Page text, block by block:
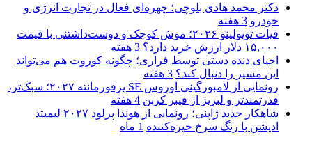
دکتر محمد هادی بلوچی؛ چهره‌ای فعال در تجارت انرژی و
خودرو 3 هفته
فیات توپولینو ۲۰۲۶؛ موش کوچک و دوست‌داشتنی با قیمت
۱۵,۰۰۰ دلار ارزش خرید دارد؟
3 هفته
احیای دنده دستی توسط فراری؛ چگونه کوروت هم می‌تواند
این مسیر را دنبال کند؟ 3 هفته
رونمایی از لامبورگینی اوروس SE پرفورمانته ۲۰۲۷؛ سبک‌تر،
قدرتمندتر و لبریز از فیبر کربن 4 هفته
شاهکار جدید ژاپنی؛ رونمایی از هوندا پرلود ۲۰۲۷ لیمیتد
ادیشن با رنگ سرخ خیره‌کننده 1 ماه